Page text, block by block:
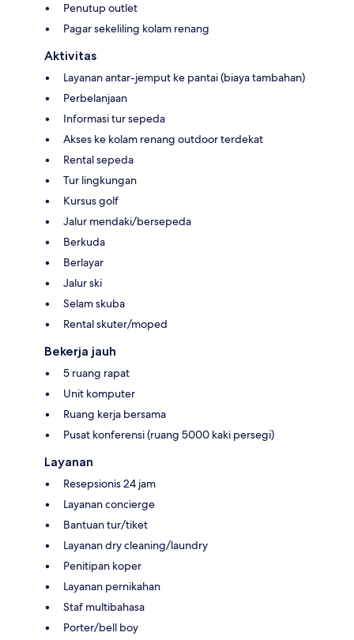
Penutup outlet
Pagar sekeliling kolam renang
Aktivitas
Layanan antar-jemput ke pantai (biaya tambahan)
Perbelanjaan
Informasi tur sepeda
Akses ke kolam renang outdoor terdekat
Rental sepeda
Tur lingkungan
Kursus golf
Jalur mendaki/bersepeda
Berkuda
Berlayar
Jalur ski
Selam skuba
Rental skuter/moped
Bekerja jauh
5 ruang rapat
Unit komputer
Ruang kerja bersama
Pusat konferensi (ruang 5000 kaki persegi)
Layanan
Resepsionis 24 jam
Layanan concierge
Bantuan tur/tiket
Layanan dry cleaning/laundry
Penitipan koper
Layanan pernikahan
Staf multibahasa
Porter/bell boy